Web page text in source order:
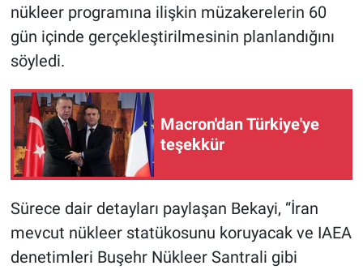
nükleer programına ilişkin müzakerelerin 60
gün içinde gerçekleştirilmesinin planlandığını
söyledi.
Macron'dan Türkiye'ye
teşekkür
Sürece dair detayları paylaşan Bekayi, “İran
mevcut nükleer statükosunu koruyacak ve IAEA
denetimleri Buşehr Nükleer Santrali gibi